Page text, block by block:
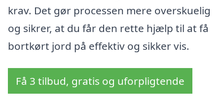
krav. Det gør processen mere overskuelig
og sikrer, at du får den rette hjælp til at få
bortkørt jord på effektiv og sikker vis.
Få 3 tilbud, gratis og uforpligtende